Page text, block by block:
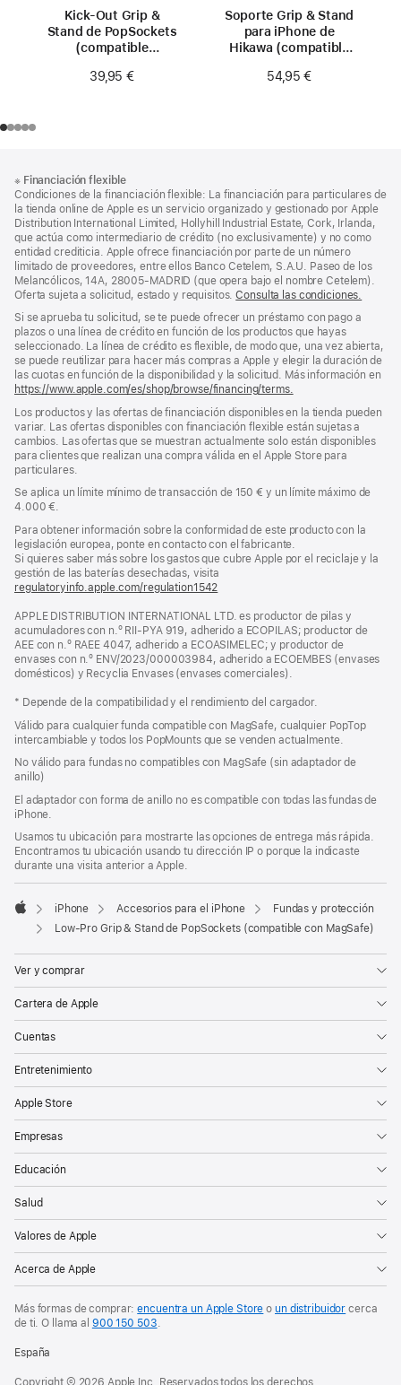
Kick-Out Grip &
Stand de PopSockets
(compatible
39,95 €
Soporte Grip & Stand
para iPhone de
Hikawa (compatible
54,95 €
a
pie
de
página
al
pie
※ Financiación flexible
Condiciones de la financiación flexible: La financiación para particulares de
la tienda online de Apple es un servicio organizado y gestionado por Apple
Distribution International Limited, Hollyhill Industrial Estate, Cork, Irlanda,
que actúa como intermediario de crédito (no exclusivamente) y no como
entidad crediticia. Apple ofrece financiación por parte de un número
limitado de proveedores, entre ellos Banco Cetelem, S.A.U. Paseo de los
Melancólicos, 14A, 28005-MADRID (que opera bajo el nombre Cetelem).
Oferta sujeta a solicitud, estado y requisitos.Consulta las condiciones.
Si se aprueba tu solicitud, se te puede ofrecer un préstamo con pago a
plazos o una línea de crédito en función de los productos que hayas
seleccionado. La línea de crédito es flexible, de modo que, una vez abierta,
se puede reutilizar para hacer más compras a Apple y elegir la duración de
las cuotas en función de la disponibilidad y la solicitud. Más información en
https://www.apple.com/es/shop/browse/financing/terms.
Los productos y las ofertas de financiación disponibles en la tienda pueden
variar. Las ofertas disponibles con financiación flexible están sujetas a
cambios. Las ofertas que se muestran actualmente solo están disponibles
para clientes que realizan una compra válida en el Apple Store para
particulares.
Se aplica un límite mínimo de transacción de 150 € y un límite máximo de
4.000 €.
Para obtener información sobre la conformidad de este producto con la
legislación europea, ponte en contacto con el fabricante.
Si quieres saber más sobre los gastos que cubre Apple por el reciclaje y la
gestión de las baterías desechadas, visita
regulatoryinfo.apple.com/regulation1542
en
una
ventana
nueva)
APPLE DISTRIBUTION INTERNATIONAL LTD. es productor de pilas y
acumuladores con n.º RII-PYA 919, adherido a ECOPILAS; productor de
AEE con n.º RAEE 4047, adherido a ECOASIMELEC; y productor de
envases con n.º ENV/2023/000003984, adherido a ECOEMBES (envases
domésticos) y Recyclia Envases (envases comerciales).
* Depende de la compatibilidad y el rendimiento del cargador.
Válido para cualquier funda compatible con MagSafe, cualquier PopTop
intercambiable y todos los PopMounts que se venden actualmente.
No válido para fundas no compatibles con MagSafe (sin adaptador de
anillo)
El adaptador con forma de anillo no es compatible con todas las fundas de
iPhone.
Usamos tu ubicación para mostrarte las opciones de entrega más rápida.
Encontramos tu ubicación usando tu dirección IP o porque la indicaste
durante una visita anterior a Apple.
Apple
iPhone Accesorios para el iPhone
Fundas y protección
Low-Pro Grip & Stand de PopSockets (compatible con MagSafe)
Ver y comprar
Cartera de Apple
Cuentas
Entretenimiento
Apple Store
Empresas
Educación
Salud
Valores de Apple
Acerca de Apple
Más formas de comprar:encuentra un Apple Store oun distribuidor cerca
de ti. O
llama al 900 150 503.
España